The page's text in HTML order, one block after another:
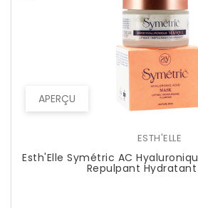
APERÇU
ESTH'ELLE
Esth'Elle Symétric AC
Repulpant